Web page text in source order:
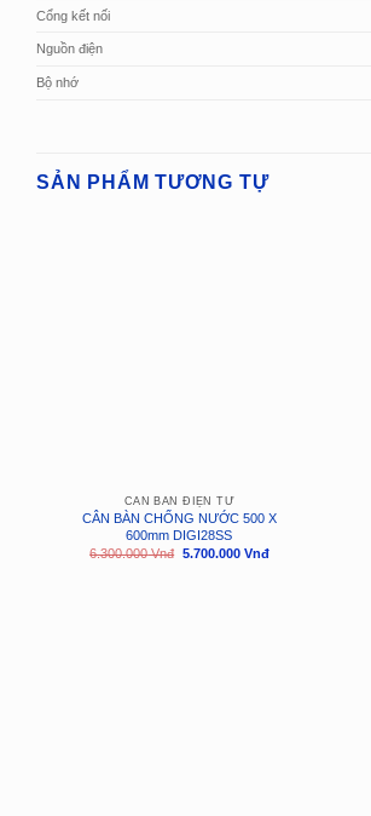
Cổng kết nối
Nguồn điện
Bộ nhớ
SẢN PHẨM TƯƠNG TỰ
CÂN BÀN ĐIỆN TỬ
CÂN BÀN CHỐNG NƯỚC 500 X
600mm DIGI28SS
6.300.000Vnđ Giá
5.700.000VnđGiá